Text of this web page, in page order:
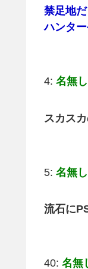
禁足地
ハンタ
4: 名無
スカス
5: 名無
流石に
40: 名無